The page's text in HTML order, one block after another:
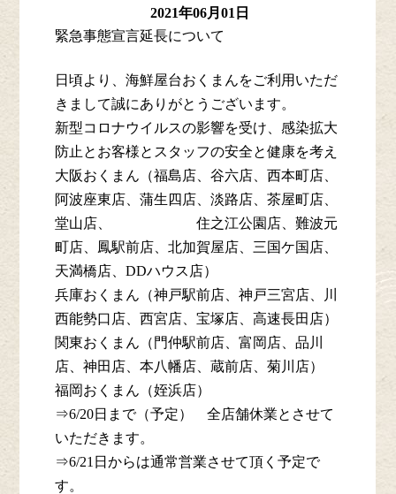
2021年06月01日
緊急事態宣言延長について
日頃より、海鮮屋台おくまんをご利用いただ
きまして誠にありがとうございます。
新型コロナウイルスの影響を受け、感染拡大
防止とお客様とスタッフの安全と健康を考え
大阪おくまん（福島店、谷六店、西本町店、
阿波座東店、蒲生四店、淡路店、茶屋町店、
堂山店、 住之江公園店、難波元
町店、鳳駅前店、北加賀屋店、三国ケ国店、
天満橋店、DDハウス店）
兵庫おくまん（神戸駅前店、神戸三宮店、川
西能勢口店、西宮店、宝塚店、高速長田店）
関東おくまん（門仲駅前店、富岡店、品川
店、神田店、本八幡店、蔵前店、菊川店）
福岡おくまん（姪浜店）
⇒6/20日まで（予定）
全店舗休業とさせて
いただきます。
⇒6/21日からは通常営業させて頂く予定で
す。